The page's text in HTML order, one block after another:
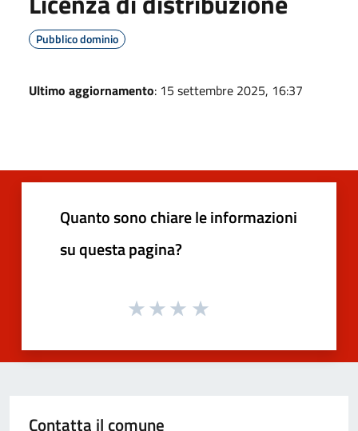
Pubblico dominio
Ultimo aggiornamento: 15 settembre 2025, 16:37
Quanto sono chiare le informazioni
su questa pagina?
Contatta il comune